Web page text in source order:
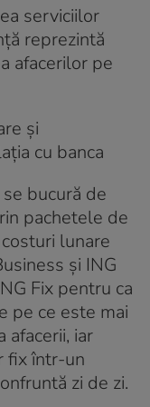
serviciilor
reprezintă
afacerilor pe
și
cu banca
bucură de
pachetele de
lunare
și ING
Fix pentru ca
pe ce este mai
afacerii, iar
fix într-un
zi de zi.